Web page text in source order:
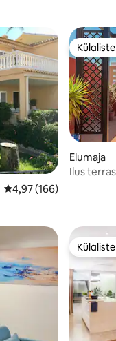
Keskmine hinnang
4,97 (166)
Elumaja
Ilus